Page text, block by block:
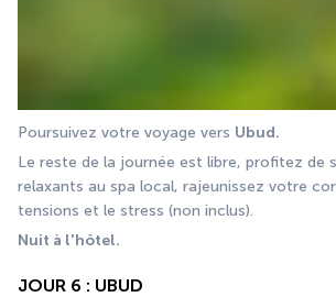
Poursuivez votre voyage vers Ubud.
Le reste de la journée est libre, profitez de
relaxants au spa local, rajeunissez votre
tensions et le stress (non inclus).
Nuit à l'hôtel.
JOUR 6 : UBUD